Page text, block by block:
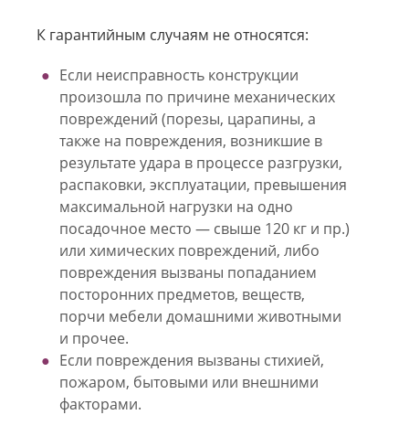
К гарантийным случаям не относятся:
Если неисправность конструкции
произошла по причине механических
повреждений (порезы, царапины, а
также на повреждения, возникшие в
результате удара в процессе разгрузки,
распаковки, эксплуатации, превышения
максимальной нагрузки на одно
посадочное место — свыше 120 кг и пр.)
или химических повреждений, либо
повреждения вызваны попаданием
посторонних предметов, веществ,
порчи мебели домашними животными
и прочее.
Если повреждения вызваны стихией,
пожаром, бытовыми или внешними
факторами.